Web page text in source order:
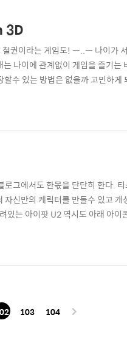
3D
권이라는 게임도! ㅡ..ㅡ 나이가
나이에 관계없이 게임을 즐기
수 있는 방법은 없을까 고민하
기능이었다. 그래서 무료 프로
그에서도 한몫을 단단히 한다.
신만의 케릭터를 만들수 있고
있는 아이팟 U2 역시도 아래 아
로 한껏 분위기를 살려보는 것은
103 104